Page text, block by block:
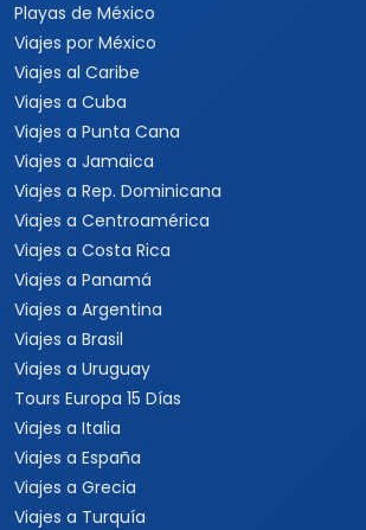
Playas de México
Viajes por México
Viajes al Caribe
Viajes a Cuba
Viajes a Punta Cana
Viajes a Jamaica
Viajes a Rep. Dominicana
Viajes a Centroamérica
Viajes a Costa Rica
Viajes a Panamá
Viajes a Argentina
Viajes a Brasil
Viajes a Uruguay
Tours Europa 15 Días
Viajes a Italia
Viajes a España
Viajes a Grecia
Viajes a Turquía